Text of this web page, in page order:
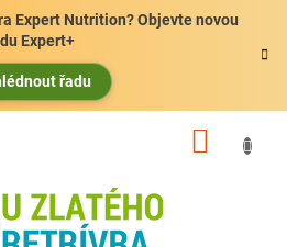
Expert Nutrition? Objevte novou
Expert+
řadu